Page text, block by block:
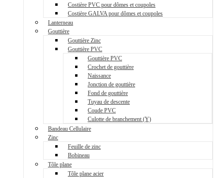
Costière PVC pour dômes et coupoles
Costière GALVA pour dômes et coupoles
Lanterneau
Gouttière
Gouttière Zinc
Gouttière PVC
Gouttière PVC
Crochet de gouttière
Naissance
Jonction de gouttière
Fond de gouttière
Tuyau de descente
Coude PVC
Culotte de branchement (Y)
Bandeau Cellulaire
Zinc
Feuille de zinc
Bobineau
Tôle plane
Tôle plane acier